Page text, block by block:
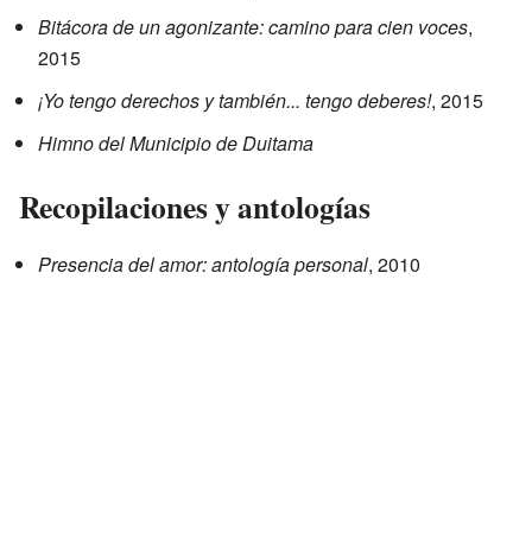
Bitácora de un agonizante: camino para cien voces,
2015
¡Yo tengo derechos y también... tengo deberes!, 2015
Himno del Municipio de Duitama
Recopilaciones y antologías
Presencia del amor: antología personal, 2010